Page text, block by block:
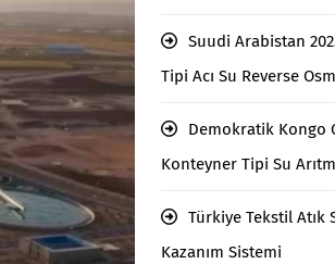
Suudi Arabistan
Tipi Acı Su Reverse
Demokratik Kongo
Konteyner Tipi Su
Türkiye Tekstil Atık
Kazanım Sistemi